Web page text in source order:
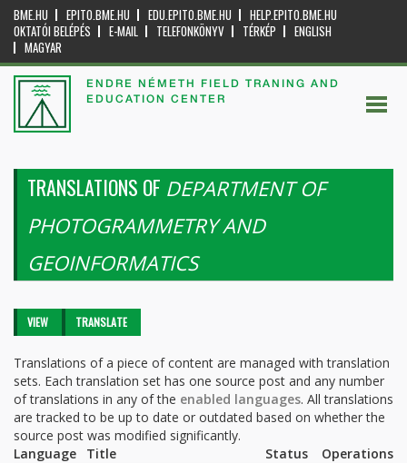
BME.HU EPITO.BME.HU EDU.EPITO.BME.HU
HELP.EPITO.BME.HU
OKTATÓI BELÉPÉS
E-MAIL TELEFONKÖNYV TÉRKÉP
ENGLISH
MAGYAR
ENDRE NÉMETH FIELD TRANING AND
EDUCATION CENTER
TRANSLATIONS OF DEPARTMENT OF
PHOTOGRAMMETRY AND
GEOINFORMATICS
Primary tabs
VIEW TRANSLATE
Translations of a piece of content are managed with translation
sets. Each translation set has one source post and any number
of translations in any of the enabled languages. All translations
are tracked to be up to date or outdated based on whether the
source post was modified significantly.
Language
Title Status Operations